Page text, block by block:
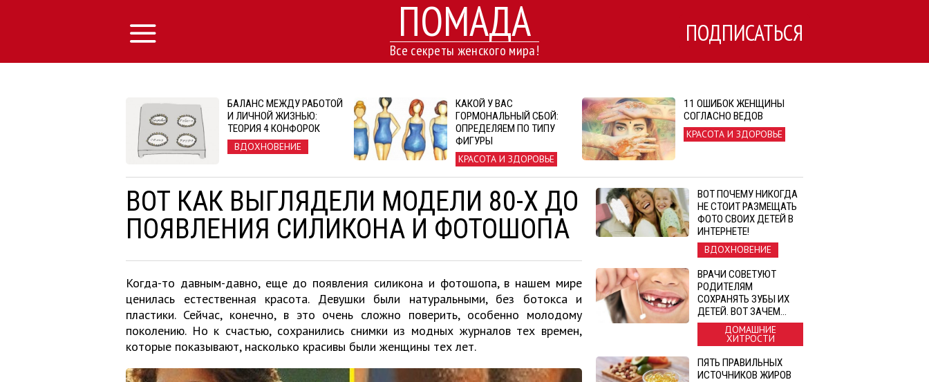
ПОМАДА
Все секреты женского мира!
ПОДПИСАТЬСЯ
БАЛАНС МЕЖДУ РАБОТОЙ
И ЛИЧНОЙ ЖИЗНЬЮ:
ТЕОРИЯ 4 КОНФОРОК
ВДОХНОВЕНИЕ
КАКОЙ У ВАС
ГОРМОНАЛЬНЫЙ СБОЙ:
ОПРЕДЕЛЯЕМ ПО ТИПУ
ФИГУРЫ
КРАСОТА И ЗДОРОВЬЕ
11 ОШИБОК ЖЕНЩИНЫ
СОГЛАСНО ВЕДОВ
КРАСОТА И ЗДОРОВЬЕ
ВОТ КАК ВЫГЛЯДЕЛИ МОДЕЛИ 80-Х ДО
ПОЯВЛЕНИЯ СИЛИКОНА И ФОТОШОПА
Когда-то давным-давно, еще до появления силикона и фотошопа, в нашем мире
ценилась естественная красота. Девушки были натуральными, без ботокса и
пластики. Сейчас, конечно, в это очень сложно поверить, особенно молодому
поколению. Но к счастью, сохранились снимки из модных журналов тех времен,
которые показывают, насколько красивы были женщины тех лет.
ВОТ ПОЧЕМУ НИКОГДА
НЕ СТОИТ РАЗМЕЩАТЬ
ФОТО СВОИХ ДЕТЕЙ В
ИНТЕРНЕТЕ!
ВДОХНОВЕНИЕ
ВРАЧИ СОВЕТУЮТ
РОДИТЕЛЯМ
СОХРАНЯТЬ ЗУБЫ ИХ
ДЕТЕЙ. ВОТ ЗАЧЕМ…
ДОМАШНИЕ
ХИТРОСТИ
ПЯТЬ ПРАВИЛЬНЫХ
ИСТОЧНИКОВ ЖИРОВ